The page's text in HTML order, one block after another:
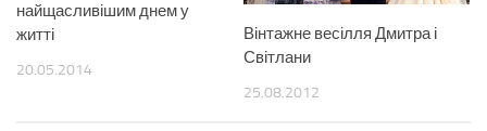
найщасливішим днем у
житті
20.05.2014
Вінтажне весілля Дмитра і
Світлани
25.08.2012